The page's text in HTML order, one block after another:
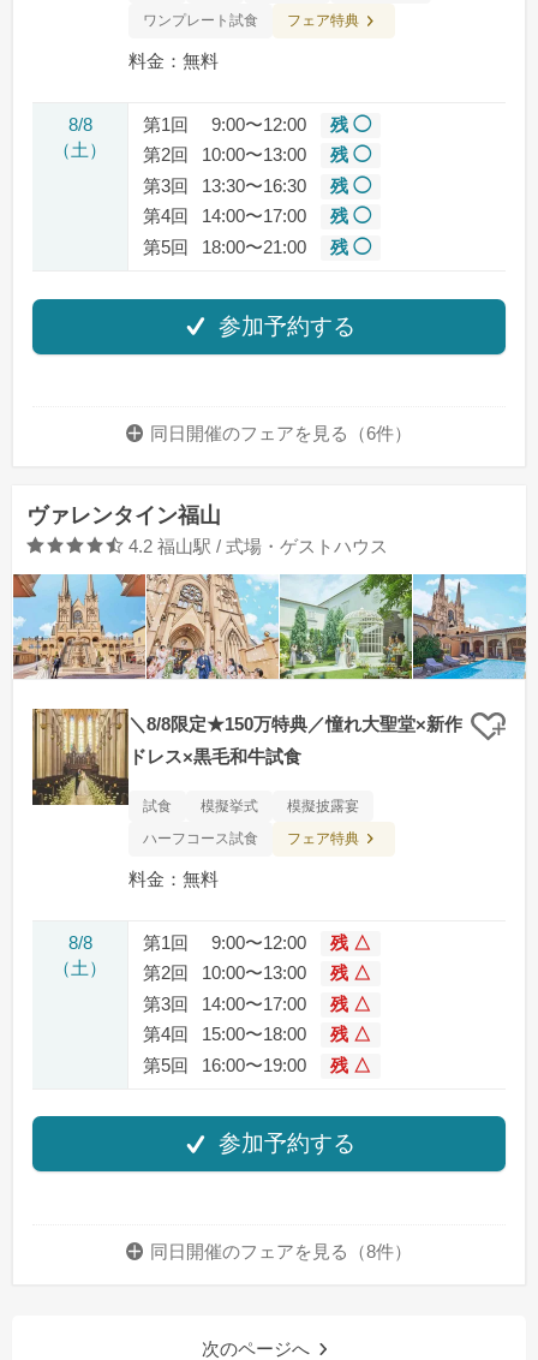
ワンプレート試食
フェア特典
料金：無料
8/8
（土）
第1回 9:00〜12:00
残 ◯
第2回
10:00〜13:00
残 ◯
第3回
13:30〜16:30
残 ◯
第4回
14:00〜17:00
残 ◯
第5回
18:00〜21:00 残 ◯
参加予約する
同日開催のフェアを 見る（6件）
ヴァレンタイン福山
口コミ評価
4.2 福山駅 / 式場・ゲストハウス
＼8/8限定★150万特典／憧れ大聖堂×新作
ドレス×黒毛和牛試食
クリ
試食 模擬挙式
模擬披露宴
ハーフコース試食
フェア特典
料金：無料
8/8
（土）
第1回 9:00〜12:00
残 △
第2回
10:00〜13:00
残 △
第3回
14:00〜17:00
残 △
第4回
15:00〜18:00
残 △
第5回
16:00〜19:00 残 △
参加予約する
同日開催のフェアを 見る（8件）
次のページへ